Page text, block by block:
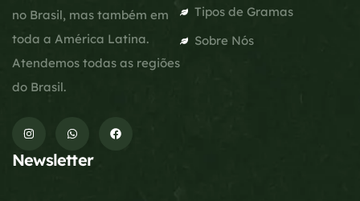
no Brasil, mas também em
toda a América Latina.
Atendemos todas as regiões
do Brasil.
Tipos de Gramas
Sobre Nós
Newsletter